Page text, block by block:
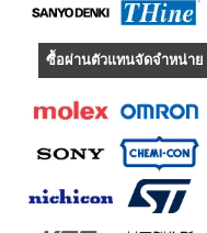
ซื้อผ่านตัวแทนจัดจำหน่าย